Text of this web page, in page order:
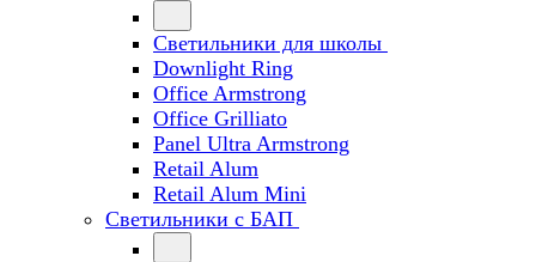
Светильники для школы
Downlight Ring
Office Armstrong
Office Grilliato
Panel Ultra Armstrong
Retail Alum
Retail Alum Mini
Светильники с БАП